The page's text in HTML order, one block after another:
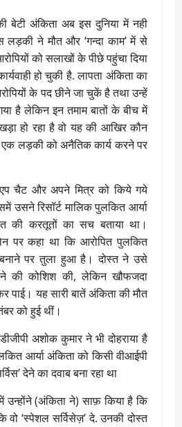
बेटी अंकिता अब इस दुनिया में नही
लड़की ने मौत और ‘गन्दा काम’ में से
को सलाखों के पीछे पहुंचा दिया
हो चुकी है. लापता अंकिता का
के पद छीने जा चुकें है तथा उन्हें
है लेकिन इन तमाम बातों के बीच में
हो रहा है वो यह की आखिर कौन
लड़की को अनैतिक कार्य करने पर
चैट और अपने मित्र को किये गये
उसने रिसॉर्ट मालिक पुलकित आर्या
करतूतों का सच बताया था।
पर कहा था कि आरोपित पुलकित
बनाने पर तुला हुआ है। दोस्त ने उसे
की कोशिश की, लेकिन खौफजदा
पाई। यह सारी बातें अंकिता की मौत
को हुई थीं।
अशोक कुमार ने भी दोहराया है
आर्या अंकिता को किसी वीआईपी
देने का दवाब बना रहा था
उन्होंने (अंकिता ने) साफ़ किया है कि
‘स्पेशल सर्विसेज़’ दे. उनकी दोस्त